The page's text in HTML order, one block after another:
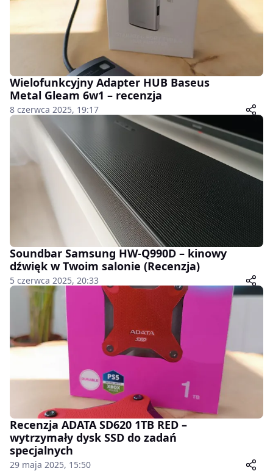
Wielofunkcyjny Adapter HUB Baseus
Metal Gleam 6w1 – recenzja
8 czerwca 2025, 19:17
Soundbar Samsung HW-Q990D – kinowy
dźwięk w Twoim salonie (Recenzja)
5 czerwca 2025, 20:33
Recenzja ADATA SD620 1TB RED –
wytrzymały dysk SSD do zadań
specjalnych
29 maja 2025, 15:50